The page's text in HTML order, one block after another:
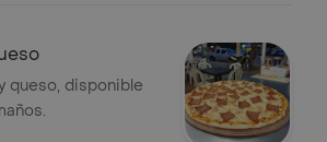
queso, disponible